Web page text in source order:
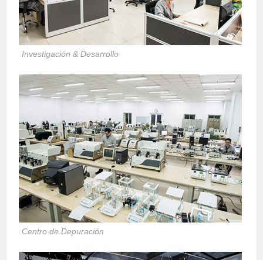
Investigación & Desarrollo
Centro de Depuración